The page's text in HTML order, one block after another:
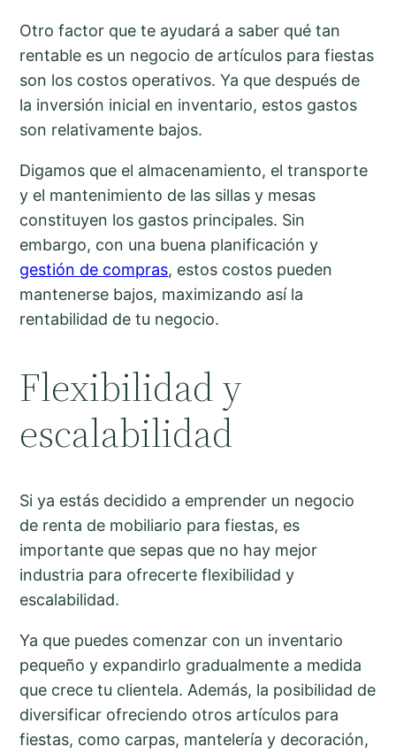
Otro factor que te ayudará a saber qué tan
rentable es un negocio de artículos para fiestas
son los costos operativos. Ya que después de
la inversión inicial en inventario, estos gastos
son relativamente bajos.
Digamos que el almacenamiento, el transporte
y el mantenimiento de las sillas y mesas
constituyen los gastos principales. Sin
embargo, con una buena planificación y
gestión de compras, estos costos pueden
mantenerse bajos, maximizando así la
rentabilidad de tu negocio.
Flexibilidad y
escalabilidad
Si ya estás decidido a emprender un negocio
de renta de mobiliario para fiestas, es
importante que sepas que no hay mejor
industria para ofrecerte flexibilidad y
escalabilidad.
Ya que puedes comenzar con un inventario
pequeño y expandirlo gradualmente a medida
que crece tu clientela. Además, la posibilidad de
diversificar ofreciendo otros artículos para
fiestas, como carpas, mantelería y decoración,